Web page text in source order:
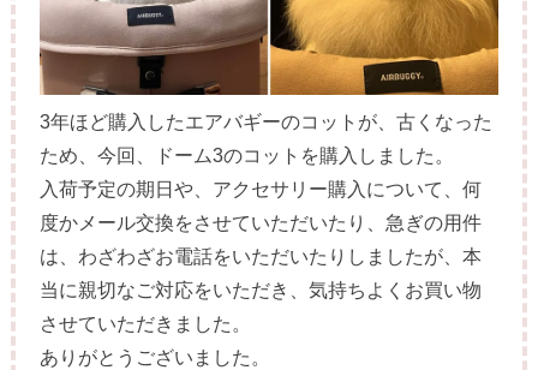
3年ほど購入したエアバギーのコットが、古くなった
ため、今回、ドーム3のコットを購入しました。
入荷予定の期日や、アクセサリー購入について、何
度かメール交換をさせていただいたり、急ぎの用件
は、わざわざお電話をいただいたりしましたが、本
当に親切なご対応をいただき、気持ちよくお買い物
させていただきました。
ありがとうございました。